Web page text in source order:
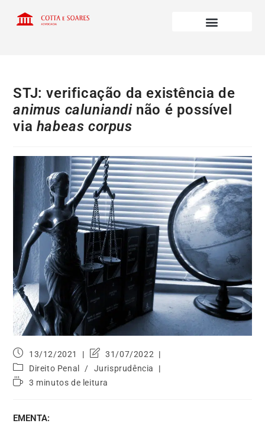
STJ: verificação da existência de
animus caluniandinão é possível
via habeas corpus
13/12/2021
31/07/2022
Direito Penal
/
Jurisprudência
3 minutos de leitura
EMENTA: